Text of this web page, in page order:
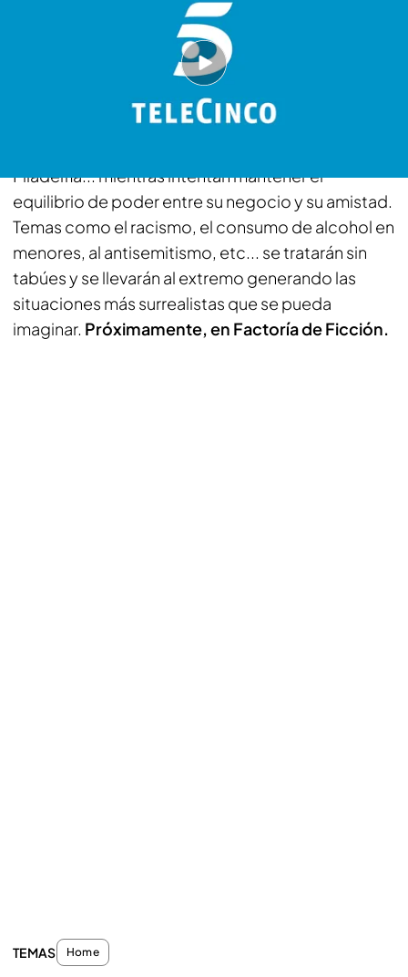
La serie narra la vida de cuatro amigos que
Filadelfia... mientras intentan mantener el
equilibrio de poder entre su negocio y su amistad.
Temas como el racismo, el consumo de alcohol en
menores, al antisemitismo, etc... se tratarán sin
tabúes y se llevarán al extremo generando las
situaciones más surrealistas que se pueda
imaginar. Próximamente, en Factoría de Ficción.
TEMAS Home